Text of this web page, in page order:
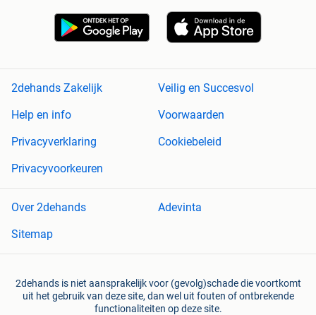
2dehands Zakelijk
Veilig en Succesvol
Help en info
Voorwaarden
Privacyverklaring
Cookiebeleid
Privacyvoorkeuren
Over 2dehands
Adevinta
Sitemap
2dehands is niet aansprakelijk voor (gevolg)schade die voortkomt
uit het gebruik van deze site, dan wel uit fouten of ontbrekende
functionaliteiten op deze site.